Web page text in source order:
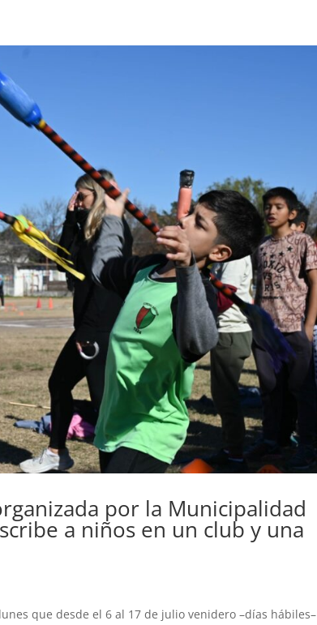
por la Municipalidad
a niños en un club y una
que desde el 6 al 17 de julio venidero –días hábiles–